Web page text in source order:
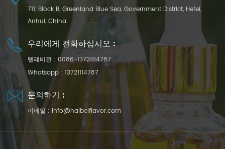
711, Block B, Greenland Blue Sea, Government District, Hefei,
Anhui, China
우리에게 전화하십시오 :
텔레비전 : 0086-13721114787
Whatsapp : 13721114787
문의하기 :
이메일 : info@haibeiflavor.com